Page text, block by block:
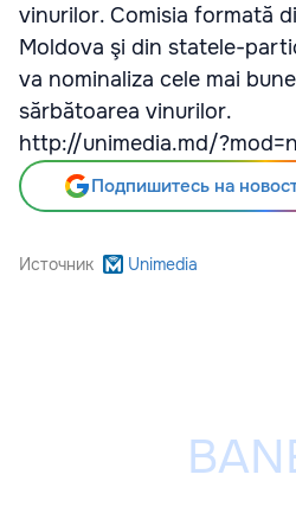
vinurilor. Comisia formată
Moldova şi din statele-
va nominaliza cele mai
sărbătoarea vinurilor.
http://unimedia.md/
Подпишитесь на
Источник Unimedia